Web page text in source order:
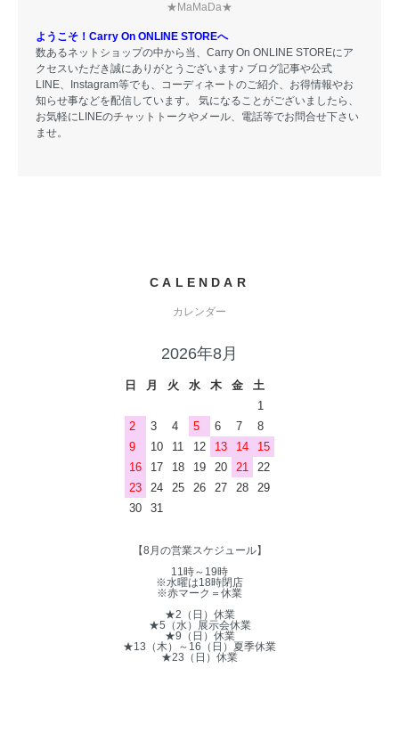
★MaMaDa★
ようこそ！Carry On ONLINE STOREへ
数あるネットショップの中から当、Carry On ONLINE STOREにア
クセスいただき誠にありがとうございます♪ ブログ記事や公式
LINE、Instagram等でも、コーディネートのご紹介、お得情報やお
知らせ事などを配信しています。 気になることがございましたら、
お気軽にLINEのチャットトークやメール、電話等でお問合せ下さい
ませ。
CALENDAR
カレンダー
2026年8月
日 月 火 水 木 金
土
1
2
3 4 5 6 7
8
9
10 11 12 13 14
15
16
17 18 19 20 21
22
23
24 25 26 27 28
29
30
31
【8月の営業スケジュール】
11時～19時
※水曜は18時閉店
※赤マーク＝休業
★2（日）休業
★5（水）展示会休業
★9（日）休業
★13（木）～16（日）夏季休業
★23（日）休業